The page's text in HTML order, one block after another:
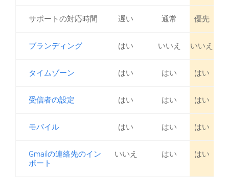
サポートの対応時間 遅い 通常 優先
ブランディング はい いいえ いいえ
タイムゾーン はい はい はい
受信者の設定 はい はい はい
モバイル はい はい はい
Gmailの連絡先のイン
ポート
いいえ はい はい